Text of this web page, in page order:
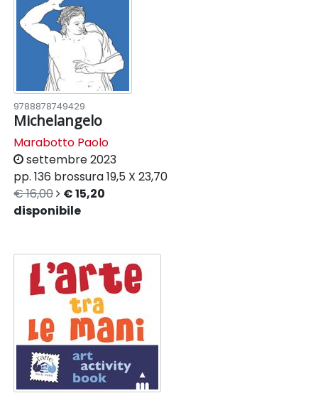
9788878749429
Michelangelo
Marabotto Paolo
settembre 2023
pp. 136 brossura19,5 X 23,70
€ 16,00
€ 15,20
disponibile